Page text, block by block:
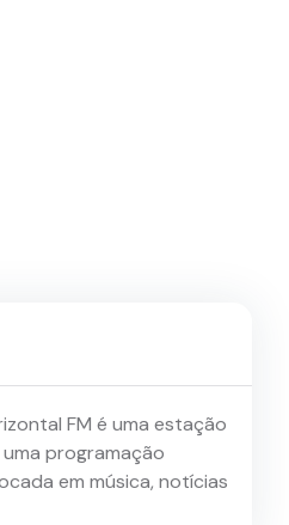
FM é uma estação
programação
em música, notícias